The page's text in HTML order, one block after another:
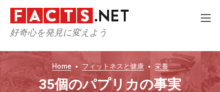
好奇心を発見に変えよう
Home フィットネスと健康 栄養
35個のパプリカの事実